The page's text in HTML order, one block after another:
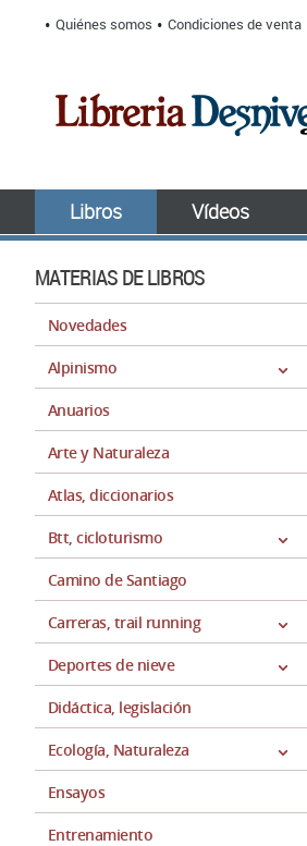
Quiénes somos Condiciones de venta
Libros Vídeos
MATERIAS DE LIBROS
Novedades
Alpinismo
Anuarios
Arte y Naturaleza
Atlas, diccionarios
Btt, cicloturismo
Camino de Santiago
Carreras, trail running
Deportes de nieve
Didáctica, legislación
Ecología, Naturaleza
Ensayos
Entrenamiento